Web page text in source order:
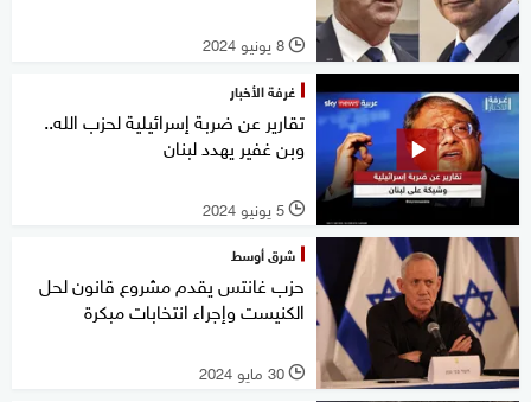
l 8 يونيو 2024
غرفة الأخبار
تقارير عن ضربة إسرائيلية لحزب الله..
وبن غفير يهدد لبنان
l 5 يونيو 2024
شرق أوسط
حزب غانتس يقدم مشروع قانون لحل
الكنيست وإجراء انتخابات مبكرة
l 30 مايو 2024